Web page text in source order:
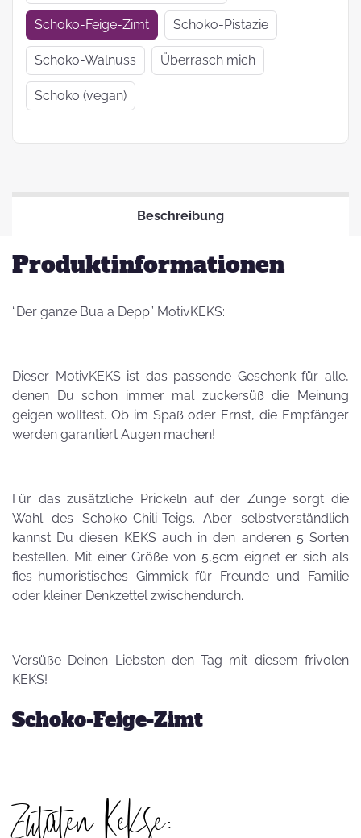
Schoko-Feige-Zimt Schoko-Pistazie
Schoko-Walnuss Überrasch mich
Schoko (vegan)
Beschreibung
Produktinformationen
“Der ganze Bua a Depp” MotivKEKS:
Dieser MotivKEKS ist das passende Geschenk für alle,
denen Du schon immer mal zuckersüß die Meinung
geigen wolltest. Ob im Spaß oder Ernst, die Empfänger
werden garantiert Augen machen!
Für das zusätzliche Prickeln auf der Zunge sorgt die
Wahl des Schoko-Chili-Teigs. Aber selbstverständlich
kannst Du diesen KEKS auch in den anderen 5 Sorten
bestellen. Mit einer Größe von 5,5cm eignet er sich als
fies-humoristisches Gimmick für Freunde und Familie
oder kleiner Denkzettel zwischendurch.
Versüße Deinen Liebsten den Tag mit diesem frivolen
KEKS!
Schoko-Feige-Zimt
Zutaten Kekse: